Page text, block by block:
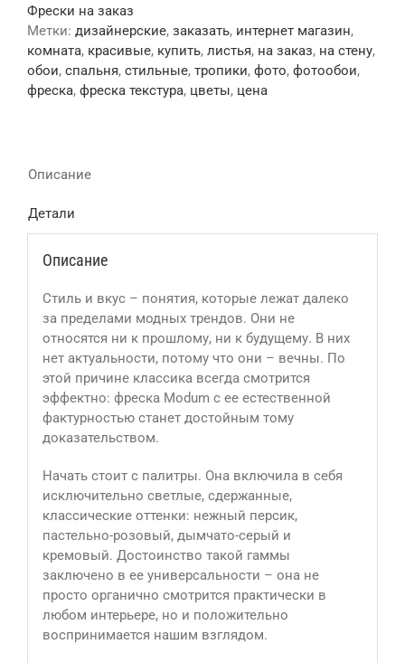
Фрески на заказ
Метки: дизайнерские, заказать, интернет магазин,
комната, красивые, купить, листья, на заказ, на стену,
обои, спальня, стильные, тропики, фото, фотообои,
фреска, фреска текстура, цветы, цена
Описание
Детали
Описание
Стиль и вкус – понятия, которые лежат далеко
за пределами модных трендов. Они не
относятся ни к прошлому, ни к будущему. В них
нет актуальности, потому что они – вечны. По
этой причине классика всегда смотрится
эффектно: фреска Modum с ее естественной
фактурностью станет достойным тому
доказательством.
Начать стоит с палитры. Она включила в себя
исключительно светлые, сдержанные,
классические оттенки: нежный персик,
пастельно-розовый, дымчато-серый и
кремовый. Достоинство такой гаммы
заключено в ее универсальности – она не
просто органично смотрится практически в
любом интерьере, но и положительно
воспринимается нашим взглядом.